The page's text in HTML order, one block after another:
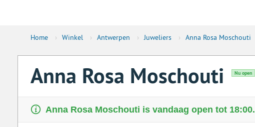
Home › Winkel › Antwerpen › Juweliers › Anna Rosa Moschouti
Anna Rosa Moschouti Nu open
Anna Rosa Moschouti is vandaag open tot 18:00.